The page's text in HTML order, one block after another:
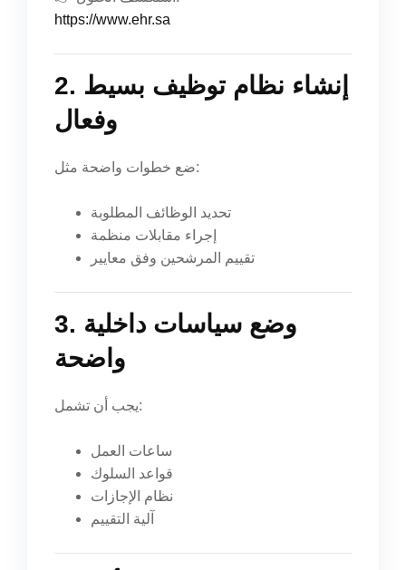
https://www.ehr.sa
2. إنشاء نظام توظيف بسيط
وفعال
ضع خطوات واضحة مثل:
تحديد الوظائف المطلوبة
إجراء مقابلات منظمة
تقييم المرشحين وفق معايير
3. وضع سياسات داخلية
واضحة
يجب أن تشمل:
ساعات العمل
قواعد السلوك
نظام الإجازات
آلية التقييم